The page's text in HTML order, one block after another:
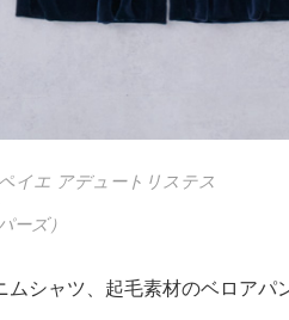
イエ アデュートリステス
ーズ）
シャツ、起毛素材のベロアパ